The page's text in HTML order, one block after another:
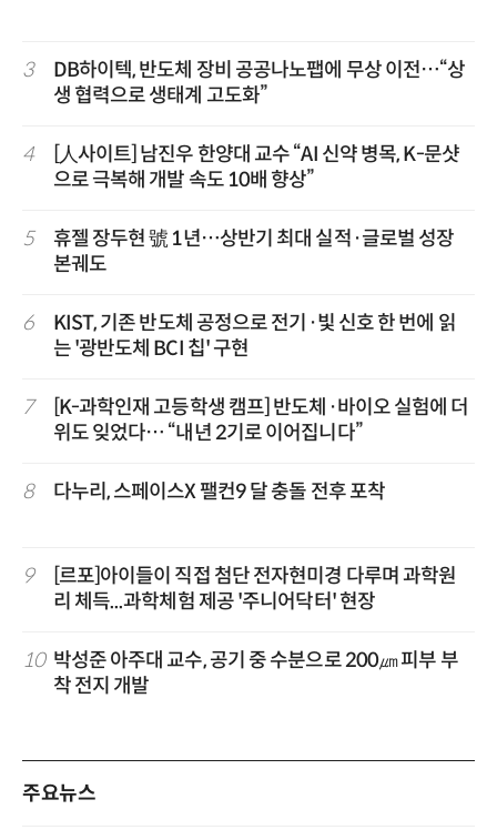
3
DB하이텍, 반도체 장비 공공나노팹에 무상 이전…“상
생 협력으로 생태계 고도화”
4
[人사이트] 남진우 한양대 교수 “AI 신약 병목, K-문샷
으로 극복해 개발 속도 10배 향상”
5
휴젤 장두현 號 1년…상반기 최대 실적·글로벌 성장
본궤도
6
KIST, 기존 반도체 공정으로 전기·빛 신호 한 번에 읽
는 '광반도체 BCI 칩' 구현
7
[K-과학인재 고등학생 캠프] 반도체·바이오 실험에 더
위도 잊었다… “내년 2기로 이어집니다”
8 다누리, 스페이스X 팰컨9 달 충돌 전후 포착
9
[르포]아이들이 직접 첨단 전자현미경 다루며 과학원
리 체득...과학체험 제공 '주니어닥터' 현장
10 박성준 아주대 교수, 공기 중 수분으로 200㎛ 피부 부
착 전지 개발
주요뉴스